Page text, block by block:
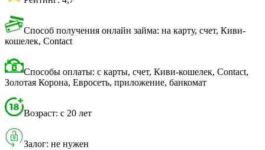
Способ получения онлайн займа: на карту, счет, Киви-
кошелек, Contact
Способы оплаты: с карты, счет, Киви-кошелек, Contact,
Золотая Корона, Евросеть, приложение, банкомат
Возраст: с 20 лет
Залог: не нужен